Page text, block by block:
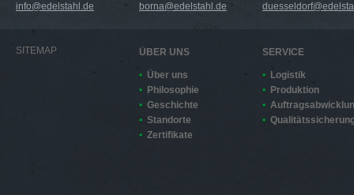
info@edelstahl.de
borna@edelstahl.de
SITEMAP ÜBER UNS
Über uns
Philosophie
Geschichte
Standorte
Zertifikate
SERVICE
Logistik
Produktion